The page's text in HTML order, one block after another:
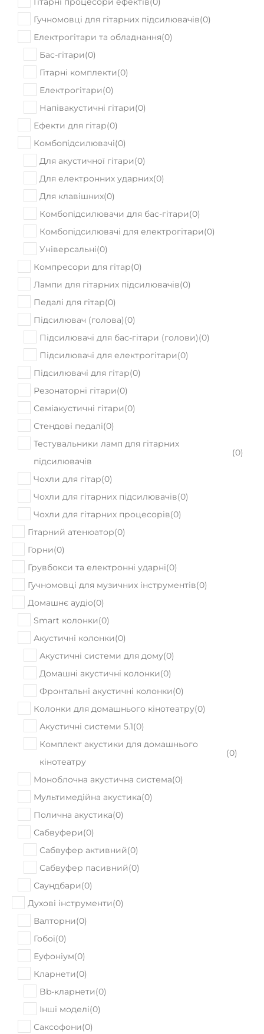
Гучномовці для гітарних підсилювачів(0)
Електрогітари та обладнання(0)
Бас-гітари(0)
Гітарні комплекти(0)
Електрогітари(0)
Напівакустичні гітари(0)
Ефекти для гітар(0)
Комбопідсилювачі(0)
Для акустичної гітари(0)
Для електронних ударних(0)
Для клавішних(0)
Комбопідсилювачи для бас-гітари(0)
Комбопідсилювачі для електрогітари(0)
Універсальні(0)
Компресори для гітар(0)
Лампи для гітарних підсилювачів(0)
Педалі для гітар(0)
Підсилювач (голова)(0)
Підсилювачі для бас-гітари (голови)(0)
Підсилювачі для електрогітари(0)
Підсилювачі для гітар(0)
Резонаторні гітари(0)
Семіакустичні гітари(0)
Стендові педалі(0)
Тестувальники ламп для гітарних
підсилювачів
(0)
Чохли для гітар(0)
Чохли для гітарних підсилювачів(0)
Чохли для гітарних процесорів(0)
Гітарний атенюатор(0)
Горни(0)
Грувбокси та електронні ударні(0)
Гучномовці для музичних інструментів(0)
Домашнє аудіо(0)
Smart колонки(0)
Акустичні колонки(0)
Акустичні системи для дому(0)
Домашні акустичні колонки(0)
Фронтальні акустичні колонки(0)
Колонки для домашнього кінотеатру(0)
Акустичні системи 5.1(0)
Комплект акустики для домашнього
кінотеатру
(0)
Моноблочна акустична система(0)
Мультимедійна акустика(0)
Полична акустика(0)
Сабвуфери(0)
Сабвуфер активний(0)
Сабвуфер пасивний(0)
Саундбари(0)
Духові інструменти(0)
Валторни(0)
Гобої(0)
Еуфоніум(0)
Кларнети(0)
Bb-кларнети(0)
Інші моделі(0)
Саксофони(0)